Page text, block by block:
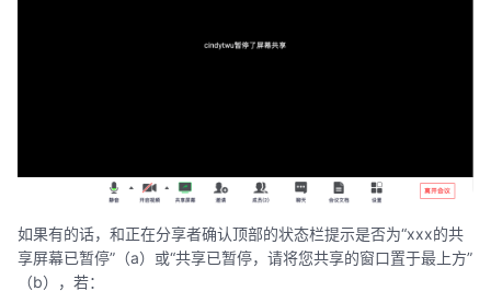
如果有的话，和正在分享者确认顶部的状态栏提示是否为“xxx的共
享屏幕已暂停”（a）或“共享已暂停，请将您共享的窗口置于最上方”
（b），若：